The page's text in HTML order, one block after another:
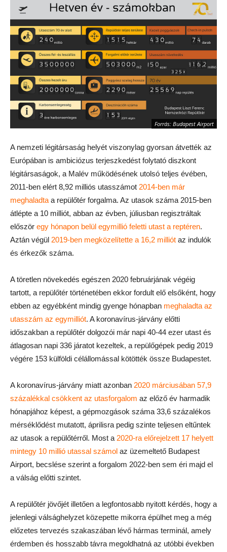
Forrás: Budapest Airport
A nemzeti légitársaság helyét viszonylag gyorsan átvették az
Európában is ambiciózus terjeszkedést folytató diszkont
légitársaságok, a Malév működésének utolsó teljes évében,
2011-ben elért 8,92 milliós utasszámot 2014-ben már
meghaladta a repülőtér forgalma. Az utasok száma 2015-ben
átlépte a 10 milliót, abban az évben, júliusban regisztráltak
először egy hónapon belül egymillió feletti utast a reptéren.
Aztán végül 2019-ben megközelítette a 16,2 milliót az indulók
és érkezők száma.
A töretlen növekedés egészen 2020 februárjának végéig
tartott, a repülőtér történetében ekkor fordult elő elsőként, hogy
ebben az egyébként mindig gyenge hónapban meghaladta az
utasszám az egymilliót. A koronavírus-járvány előtti
időszakban a repülőtér dolgozói már napi 40-44 ezer utast és
átlagosan napi 336 járatot kezeltek, a repülőgépek pedig 2019
végére 153 külföldi célállomással kötötték össze Budapestet.
A koronavírus-járvány miatt azonban 2020 márciusában 57,9
százalékkal csökkent az utasforgalom az előző év harmadik
hónapjához képest, a gépmozgások száma 33,6 százalékos
mérséklődést mutatott, áprilisra pedig szinte teljesen eltűntek
az utasok a repülőtérről. Most a 2020-ra előrejelzett 17 helyett
mintegy 10 millió utassal számol az üzemeltető Budapest
Airport, becslése szerint a forgalom 2022-ben sem éri majd el
a válság előtti szintet.
A repülőtér jövőjét illetően a legfontosabb nyitott kérdés, hogy a
jelenlegi válsághelyzet közepette mikorra épülhet meg a még
előzetes tervezés szakaszában lévő hármas terminál, amely
érdemben és hosszabb távra megoldhatná az utóbbi években